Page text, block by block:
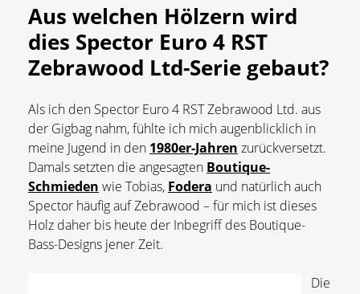
Aus welchen Hölzern wird
dies Spector Euro 4 RST
Zebrawood Ltd-Serie gebaut?
Als ich den Spector Euro 4 RST Zebrawood Ltd. aus
der Gigbag nahm, fühlte ich mich augenblicklich in
meine Jugend in den 1980er-Jahren zurückversetzt.
Damals setzten die angesagten Boutique-
Schmieden wie Tobias, Fodera und natürlich auch
Spector häufig auf Zebrawood – für mich ist dieses
Holz daher bis heute der Inbegriff des Boutique-
Bass-Designs jener Zeit.
Die